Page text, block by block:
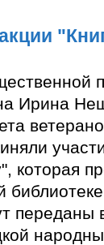
Ирина
которая
переданы